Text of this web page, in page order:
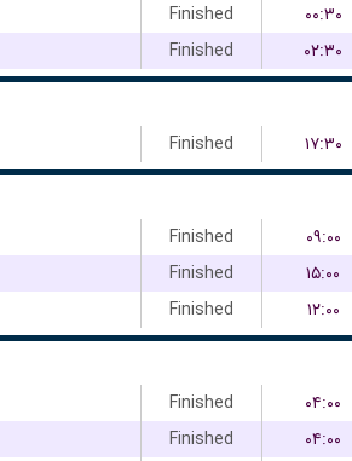
Finished
۰۰:۳۰
Finished
۰۲:۳۰
Finished
۱۷:۳۰
Finished
۰۹:۰۰
Finished
۱۵:۰۰
Finished
۱۲:۰۰
Finished
۰۴:۰۰
Finished
۰۴:۰۰